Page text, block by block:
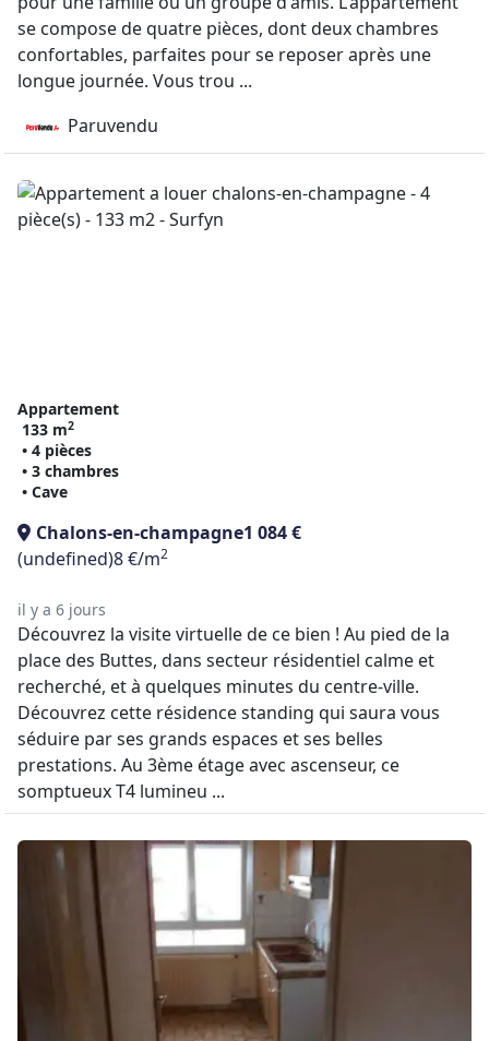
se compose de quatre pièces, dont deux chambres
confortables, parfaites pour se reposer après une
longue journée. Vous trou ...
Paruvendu
Appartement
133 m2
• 4 pièces
• 3 chambres
• Cave
Chalons-en-champagne1 084 €
(undefined)8 €/m2
il y a 6 jours
Découvrez la visite virtuelle de ce bien ! Au pied de la
place des Buttes, dans secteur résidentiel calme et
recherché, et à quelques minutes du centre-ville.
Découvrez cette résidence standing qui saura vous
séduire par ses grands espaces et ses belles
prestations. Au 3ème étage avec ascenseur, ce
somptueux T4 lumineu ...